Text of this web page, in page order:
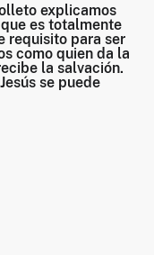
explicamos
es totalmente
requisito para ser
como quien da la
la salvación.
se puede